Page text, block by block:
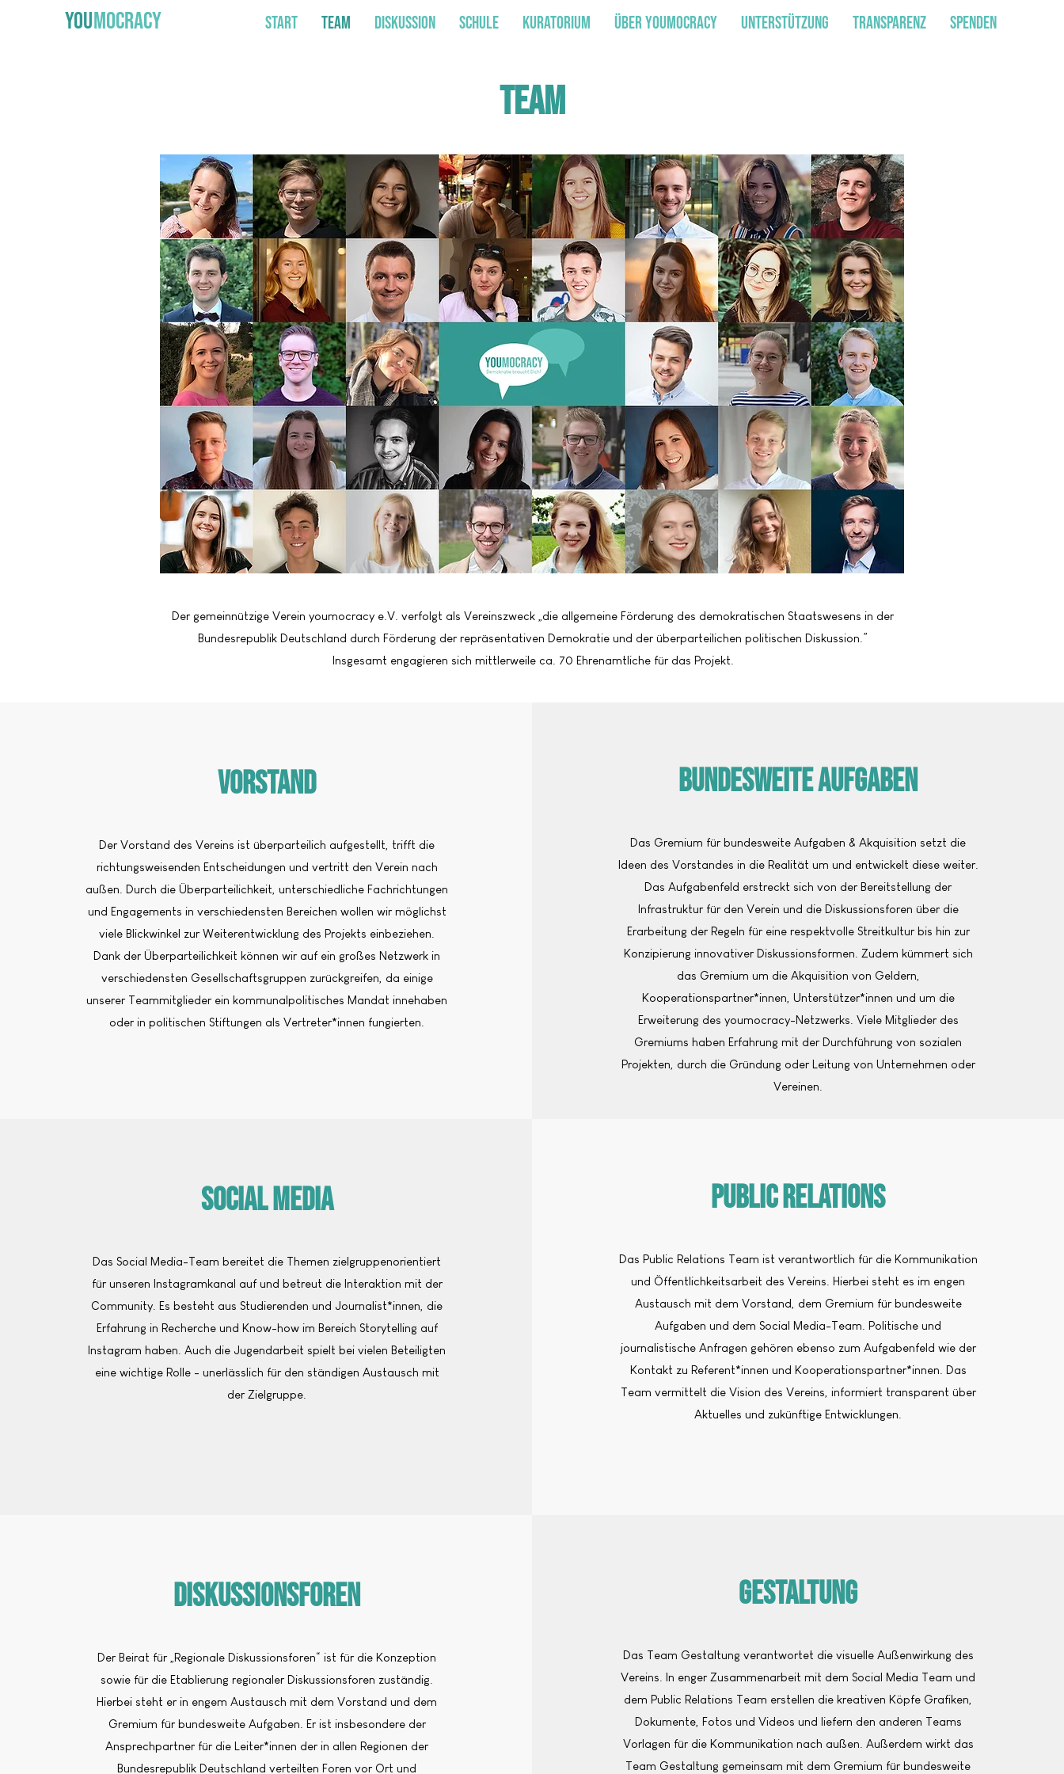
YOUMOCRACY Start Team Diskussion Schule Kuratorium über youmocracy Unterstützung Transparenz Spenden
Team
Der gemeinnützige Verein youmocracy e.V. verfolgt als Vereinszweck „die allgemeine Förderung des demokratischen Staatswesens in der
Bundesrepublik Deutschland durch Förderung der repräsentativen Demokratie und der überparteilichen politischen Diskussion.”
Insgesamt engagieren sich mittlerweile ca. 70 Ehrenamtliche für das Projekt.
Social Media
Das Social Media-Team bereitet die Themen zielgruppenorientiert
für unseren Instagramkanal auf und betreut die Interaktion mit der
Community. Es besteht aus Studierenden und Journalist*innen, die
Erfahrung in Recherche und Know-how im Bereich Storytelling auf
Instagram haben. Auch die Jugendarbeit spielt bei vielen Beteiligten
eine wichtige Rolle - unerlässlich für den ständigen Austausch mit
der Zielgruppe.
Public Relations
Das Public Relations Team ist verantwortlich für die Kommunikation
und Öffentlichkeitsarbeit des Vereins. Hierbei steht es im engen
Austausch mit dem Vorstand, dem Gremium für bundesweite
Aufgaben und dem Social Media-Team. Politische und
journalistische Anfragen gehören ebenso zum Aufgabenfeld wie der
Kontakt zu Referent*innen und Kooperationspartner*innen. Das
Team vermittelt die Vision des Vereins, informiert transparent über
Aktuelles und zukünftige Entwicklungen.
Vorstand
Der Vorstand des Vereins ist überparteilich aufgestellt, trifft die
richtungsweisenden Entscheidungen und vertritt den Verein nach
außen. Durch die Überparteilichkeit, unterschiedliche Fachrichtungen
und Engagements in verschiedensten Bereichen wollen wir möglichst
viele Blickwinkel zur Weiterentwicklung des Projekts einbeziehen.
Dank der Überparteilichkeit können wir auf ein großes Netzwerk in
verschiedensten Gesellschaftsgruppen zurückgreifen, da einige
unserer Teammitglieder ein kommunalpolitisches Mandat innehaben
oder in politischen Stiftungen als Vertreter*innen fungierten.
Bundesweite Aufgaben
Das Gremium für bundesweite Aufgaben & Akquisition setzt die
Ideen des Vorstandes in die Realität um und entwickelt diese weiter.
Das Aufgabenfeld erstreckt sich von der Bereitstellung der
Infrastruktur für den Verein und die Diskussionsforen über die
Erarbeitung der Regeln für eine respektvolle Streitkultur bis hin zur
Konzipierung innovativer Diskussionsformen. Zudem kümmert sich
das Gremium um die Akquisition von Geldern,
Kooperationspartner*innen, Unterstützer*innen und um die
Erweiterung des youmocracy-Netzwerks. Viele Mitglieder des
Gremiums haben Erfahrung mit der Durchführung von sozialen
Projekten, durch die Gründung oder Leitung von Unternehmen oder
Vereinen.
Diskussionsforen
Der Beirat für „Regionale Diskussionsforen“ ist für die Konzeption
sowie für die Etablierung regionaler Diskussionsforen zuständig.
Hierbei steht er in engem Austausch mit dem Vorstand und dem
Gremium für bundesweite Aufgaben. Er ist insbesondere der
Ansprechpartner für die Leiter*innen der in allen Regionen der
Bundesrepublik Deutschland verteilten Foren vor Ort und
Gestaltung
Das Team Gestaltung verantwortet die visuelle Außenwirkung des
Vereins. In enger Zusammenarbeit mit dem Social Media Team und
dem Public Relations Team erstellen die kreativen Köpfe Grafiken,
Dokumente, Fotos und Videos und liefern den anderen Teams
Vorlagen für die Kommunikation nach außen. Außerdem wirkt das
Team Gestaltung gemeinsam mit dem Gremium für bundesweite